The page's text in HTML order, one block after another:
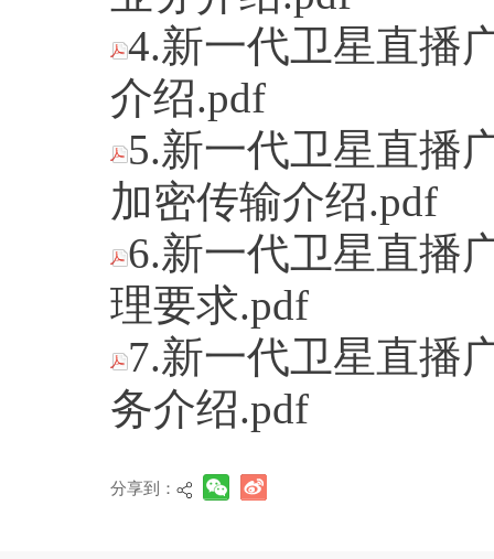
4.新一代卫星直播
介绍.pdf
5.新一代卫星直播
加密传输介绍.pdf
6.新一代卫星直播
理要求.pdf
7.新一代卫星直播
务介绍.pdf
分享到：